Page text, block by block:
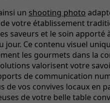
un shooting photo
votre établissement
saveurs et le soin apporté
jour. Ce contenu visuel
les gourmets dans la
valorisent votre
de communication
de vos convives locaux en
de votre belle table